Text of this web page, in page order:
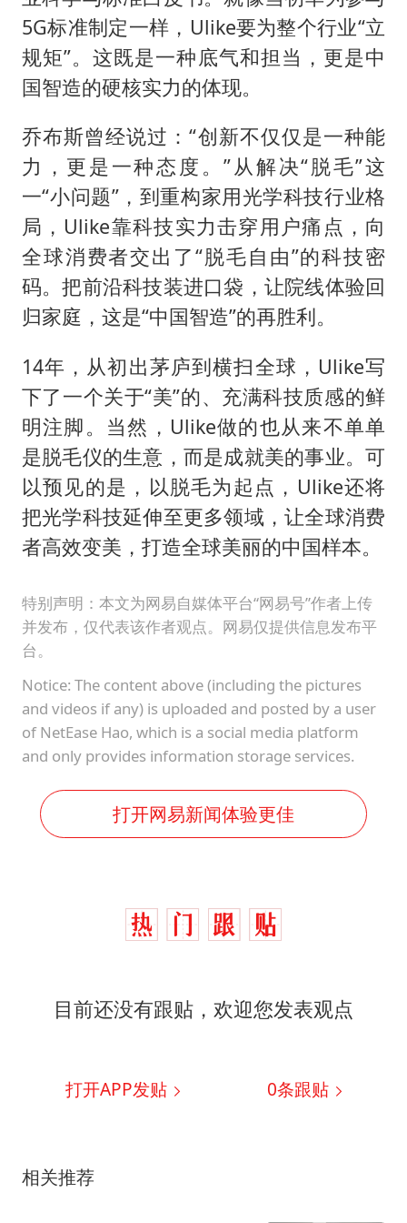
5G标准制定一样，Ulike要为整个行业“立
规矩”。这既是一种底气和担当，更是中
国智造的硬核实力的体现。
乔布斯曾经说过：“创新不仅仅是一种能
力，更是一种态度。”从解决“脱毛”这
一“小问题”，到重构家用光学科技行业格
局，Ulike靠科技实力击穿用户痛点，向
全球消费者交出了“脱毛自由”的科技密
码。把前沿科技装进口袋，让院线体验回
归家庭，这是“中国智造”的再胜利。
14年，从初出茅庐到横扫全球，Ulike写
下了一个关于“美”的、充满科技质感的鲜
明注脚。当然，Ulike做的也从来不单单
是脱毛仪的生意，而是成就美的事业。可
以预见的是，以脱毛为起点，Ulike还将
把光学科技延伸至更多领域，让全球消费
者高效变美，打造全球美丽的中国样本。
特别声明：本文为网易自媒体平台“网易号”作者上传
并发布，仅代表该作者观点。网易仅提供信息发布平
台。
Notice: The content above (including the pictures
and videos if any) is uploaded and posted by a user
of NetEase Hao, which is a social media platform
and only provides information storage services.
打开网易新闻体验更佳
目前还没有跟贴，欢迎您发表观点
打开APP发贴 0条跟贴
相关推荐